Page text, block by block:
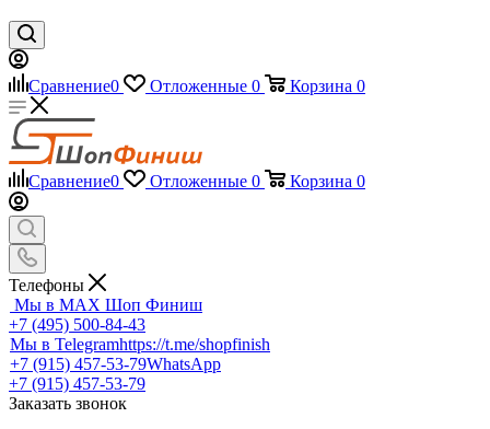
Сравнение0 Отложенные 0 Корзина 0
Сравнение0 Отложенные 0 Корзина 0
Телефоны
Мы в MAX Шоп Финиш
+7 (495) 500-84-43
Мы в Telegramhttps://t.me/shopfinish
+7 (915) 457-53-79WhatsApp
+7 (915) 457-53-79
Заказать звонок